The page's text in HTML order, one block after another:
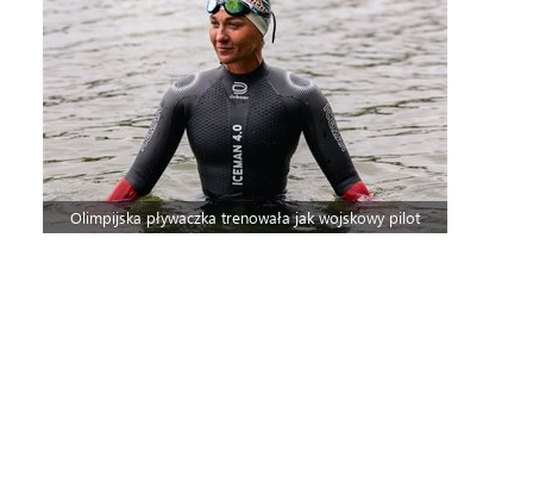
Olimpijska pływaczka trenowała jak wojskowy pilot